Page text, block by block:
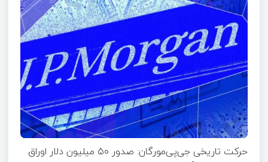
حرکت تاریخی جی‌پی‌مورگان: صدور ۵۰ میلیون دلار اوراق